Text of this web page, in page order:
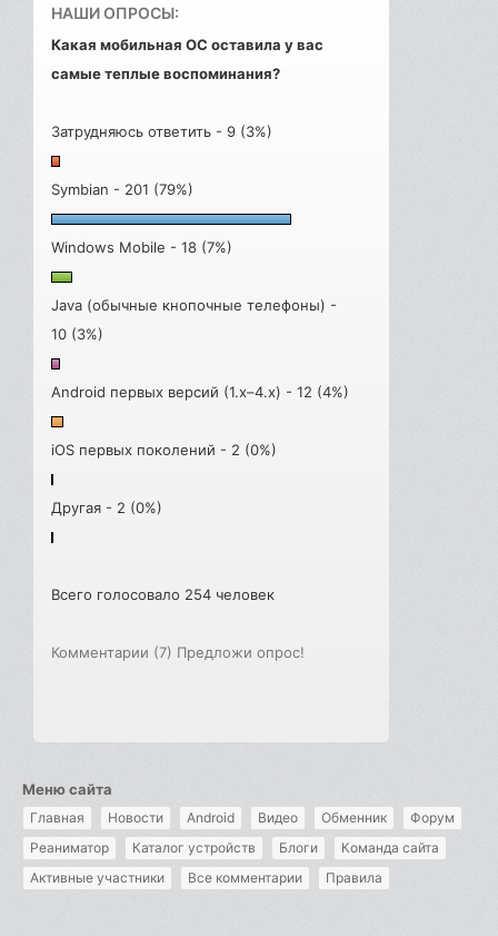
НАШИ ОПРОСЫ:
Какая мобильная ОС оставила у вас
самые теплые воспоминания?
Затрудняюсь ответить - 9 (3%)
Symbian - 201 (79%)
Windows Mobile - 18 (7%)
Java (обычные кнопочные телефоны) -
10 (3%)
Android первых версий (1.x–4.x) - 12 (4%)
iOS первых поколений - 2 (0%)
Другая - 2 (0%)
Всего голосовало 254 человек
Комментарии (7) Предложи опрос!
Меню сайта
Главная Новости Android Видео Обменник
Форум
Реаниматор
Каталог устройств Блоги
Команда сайта
Активные участники
Все комментарии Правила